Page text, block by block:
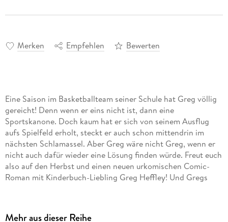
Merken Empfehlen Bewerten
Eine Saison im Basketballteam seiner Schule hat Greg völlig
gereicht! Denn wenn er eins nicht ist, dann eine
Sportskanone. Doch kaum hat er sich von seinem Ausflug
aufs Spielfeld erholt, steckt er auch schon mittendrin im
nächsten Schlamassel. Aber Greg wäre nicht Greg, wenn er
nicht auch dafür wieder eine Lösung finden würde. Freut euch
also auf den Herbst und einen neuen urkomischen Comic-
Roman mit Kinderbuch-Liebling Greg Heffley! Und Gregs
Mehr aus dieser Reihe